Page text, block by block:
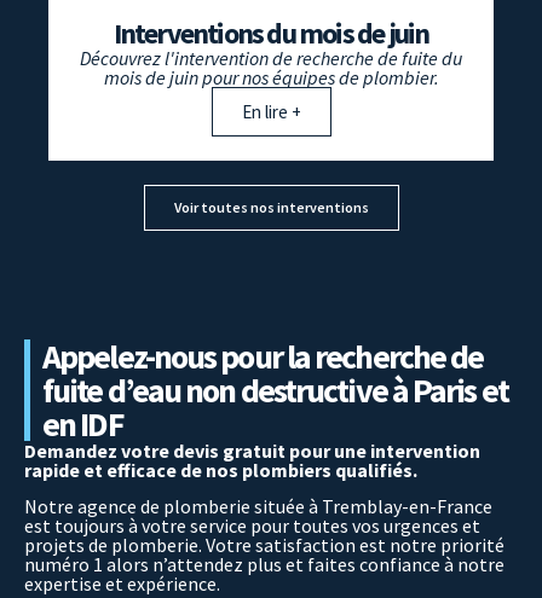
Interventions du mois de juin
Découvrez l'intervention de recherche de fuite du
mois de juin pour nos équipes de plombier.
En lire +
Voir toutes nos interventions
Appelez-nous pour la recherche de
fuite d’eau non destructive à Paris et
en IDF
Demandez votre devis gratuit pour une intervention
rapide et efficace de nos plombiers qualifiés.
Notre agence de plomberie située à Tremblay-en-France
est toujours à votre service pour toutes vos urgences et
projets de plomberie. Votre satisfaction est notre priorité
numéro 1 alors n’attendez plus et faites confiance à notre
expertise et expérience.